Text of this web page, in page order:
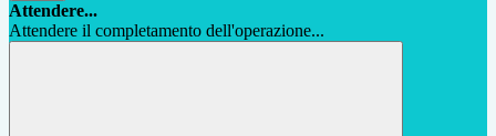
Attendere...
Attendere il completamento dell'operazione...